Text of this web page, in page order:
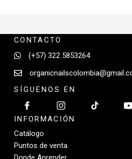
CONTACTO
(+57) 322 5853264
SÍGUENOS EN
INFORMACIÓN
Catálogo
Puntos de venta